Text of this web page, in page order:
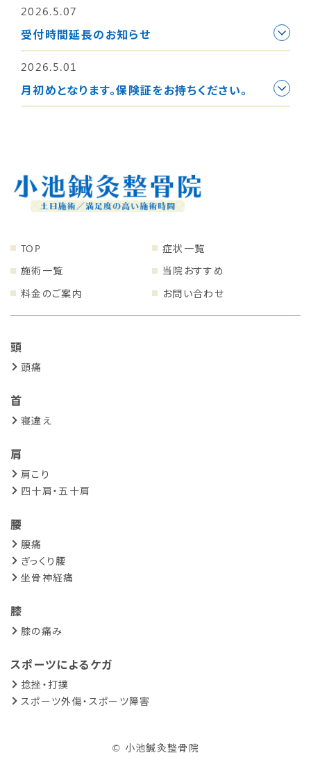
2026.5.07
受付時間延長のお知らせ
2026.5.01
月初めとなります。保険証をお持ちください。
TOP
症状一覧
施術一覧
当院おすすめ
料金のご案内
お問い合わせ
頭
頭痛
首
寝違え
肩
肩こり
四十肩・五十肩
腰
腰痛
ぎっくり腰
坐骨神経痛
膝
膝の痛み
スポーツによるケガ
捻挫・打撲
スポーツ外傷・スポーツ障害
© 小池鍼灸整骨院